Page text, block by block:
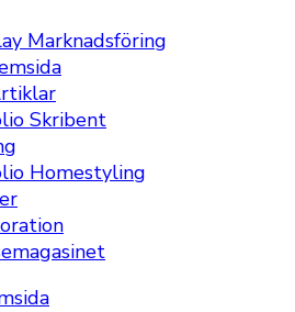
Marknadsföring
Skribent
Homestyling